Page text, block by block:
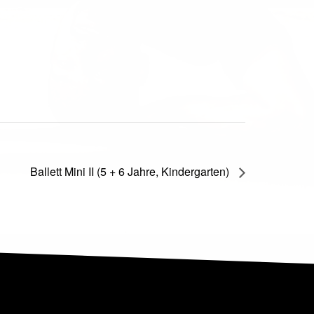
Ballett Mini II (5 + 6 Jahre, Kindergarten)